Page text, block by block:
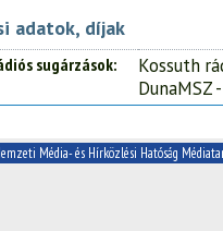
adatok, díjak
sugárzások
Kossuth
DunaMSZ -
Média- és Hírközlési Hatóság